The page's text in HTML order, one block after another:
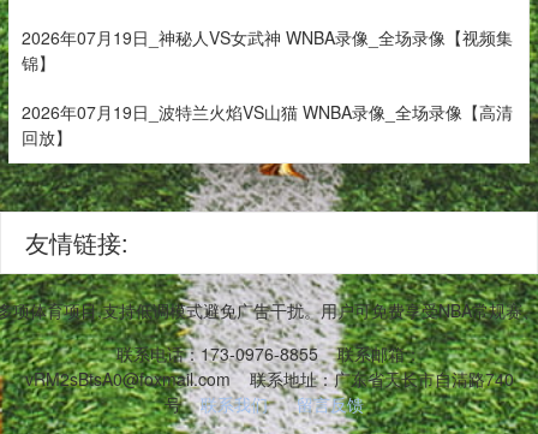
2026年07月19日_神秘人VS女武神 WNBA录像_全场录像【视频集
锦】
2026年07月19日_波特兰火焰VS山猫 WNBA录像_全场录像【高清
回放】
友情链接:
体育项目,支持低调模式避免广告干扰。用户可免费享受NBA常规
联系电话：173-0976-8855
联系邮箱：
vRM2sBtsA0@foxmail.com
联系地址：广东省天长市自清路740
号
联系我们
留言反馈